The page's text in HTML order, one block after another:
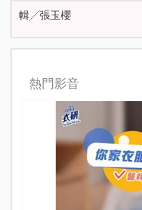
輯╱張玉櫻
熱門影音